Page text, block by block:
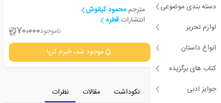
دسته بندی موضوعی
لوازم تحریر
انواع داستان
کتاب های برگزیده
جوایز ادبی
مترجم:محمود کیانوش
انتشارات:قطره
ناموجود70،000
جزئیات موجود شد، خبرم کن!
معرفی دسته‌بندی نکوداشت مقالات
نظرات